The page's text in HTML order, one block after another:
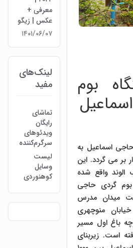
بوم
اسماعیل به
بر می گردد. این
الوند واقع شده
گردی حاجی
میدان مدرس
منوچهری
باغ اول مسیر
است. زیربنای
معرفی +
عکس | زیگو
۱۴۰۱/۰۶/۰۷
لینک‌های
مفید
تماشای
رایگان
ویدئوهای
سرگرم‌کننده
لیست
وسایل
کوهنوردی